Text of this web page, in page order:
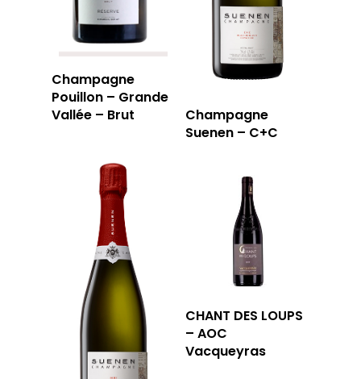
Champagne
Pouillon – Grande
Vallée – Brut
Champagne
Suenen – C+C
CHANT DES LOUPS
– AOC
Vacqueyras